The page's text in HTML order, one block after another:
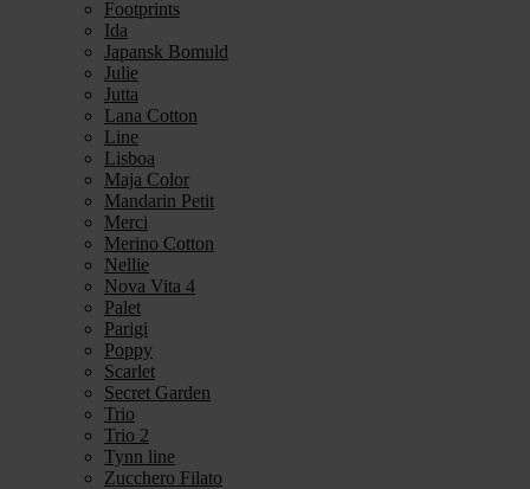
Footprints
Ida
Japansk Bomuld
Julie
Jutta
Lana Cotton
Line
Lisboa
Maja Color
Mandarin Petit
Merci
Merino Cotton
Nellie
Nova Vita 4
Palet
Parigi
Poppy
Scarlet
Secret Garden
Trio
Trio 2
Tynn line
Zucchero Filato